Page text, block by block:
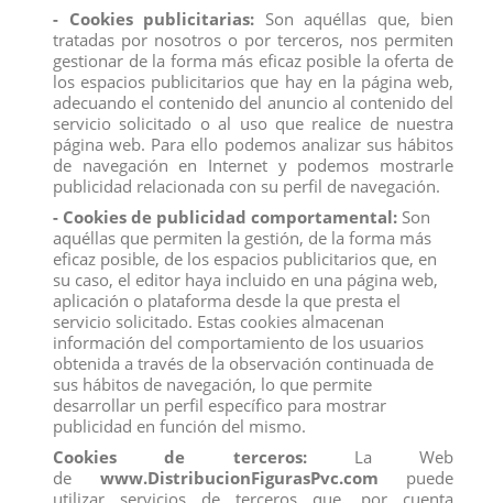
patas ayudan a los animales a no hundirse en la nieve.
Medidas: 9,20 x 3,0 x 5,0 cm
Producto no recomendado para menores de 4 años.
Todos los productos de nuestrocatálogoobtienen el certificado
exigido por la U.E.
Compreahora y recíbelo en 24/48 horas en su establecimiento.
Recuerde que disponemos de unchat donde le atendemos
personalmente, pregúntenos sus dudas.
Somos una
empresa avalada por una gran experiencia
en
mercadode distribucióny venta al por mayor.
Los mejores precios los encontrarás
www.distribucionfiguraspvc.com , tu página de confianza
Calificación
Comentarios (0)
No hay reseñas de clientes en este momento.
- Cookies publicitarias: Son aquéllas que, bien
tratadas por nosotros o por terceros, nos permiten
gestionar de la forma más eficaz posible la oferta de
los espacios publicitarios que hay en la página web,
adecuando el contenido del anuncio al contenido del
servicio solicitado o al uso que realice de nuestra
página web. Para ello podemos analizar sus hábitos
de navegación en Internet y podemos mostrarle
publicidad relacionada con su perfil de navegación.
- Cookies de publicidad comportamental: Son
aquéllas que permiten la gestión, de la forma más
eficaz posible, de los espacios publicitarios que, en
su caso, el editor haya incluido en una página web,
aplicación o plataforma desde la que presta el
servicio solicitado. Estas cookies almacenan
información del comportamiento de los usuarios
obtenida a través de la observación continuada de
sus hábitos de navegación, lo que permite
desarrollar un perfil específico para mostrar
publicidad en función del mismo.
Cookies de terceros:La Web
de www.DistribucionFigurasPvc.com puede
utilizar servicios de terceros que, por cuenta